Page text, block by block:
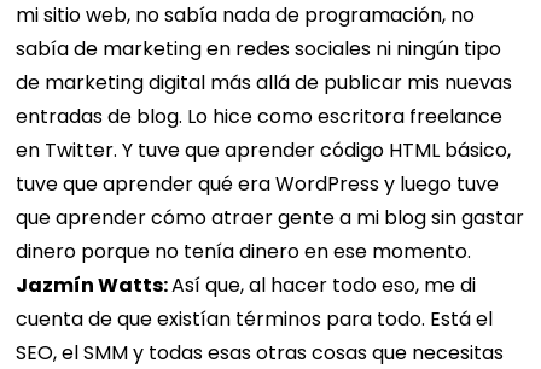
mi sitio web, no sabía nada de programación, no
sabía de marketing en redes sociales ni ningún tipo
de marketing digital más allá de publicar mis nuevas
entradas de blog. Lo hice como escritora freelance
en Twitter. Y tuve que aprender código HTML básico,
tuve que aprender qué era WordPress y luego tuve
que aprender cómo atraer gente a mi blog sin gastar
dinero porque no tenía dinero en ese momento.
Jazmín Watts:Así que, al hacer todo eso, me di
cuenta de que existían términos para todo. Está el
SEO, el SMM y todas esas otras cosas que necesitas